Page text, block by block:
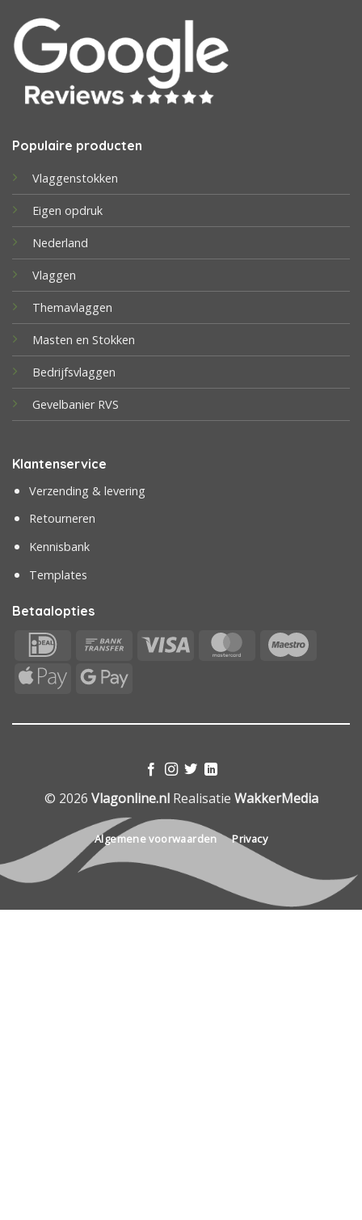
Populaire producten
Vlaggenstokken
Eigen opdruk
Nederland
Vlaggen
Themavlaggen
Masten en Stokken
Bedrijfsvlaggen
Gevelbanier RVS
Klantenservice
Verzending & levering
Retourneren
Kennisbank
Templates
Betaalopties
IDeal
Bank
Visa MasterCard
Apple
Google
© 2026 Vlagonline.nlRealisatie WakkerMedia
Algemene voorwaarden Privacy